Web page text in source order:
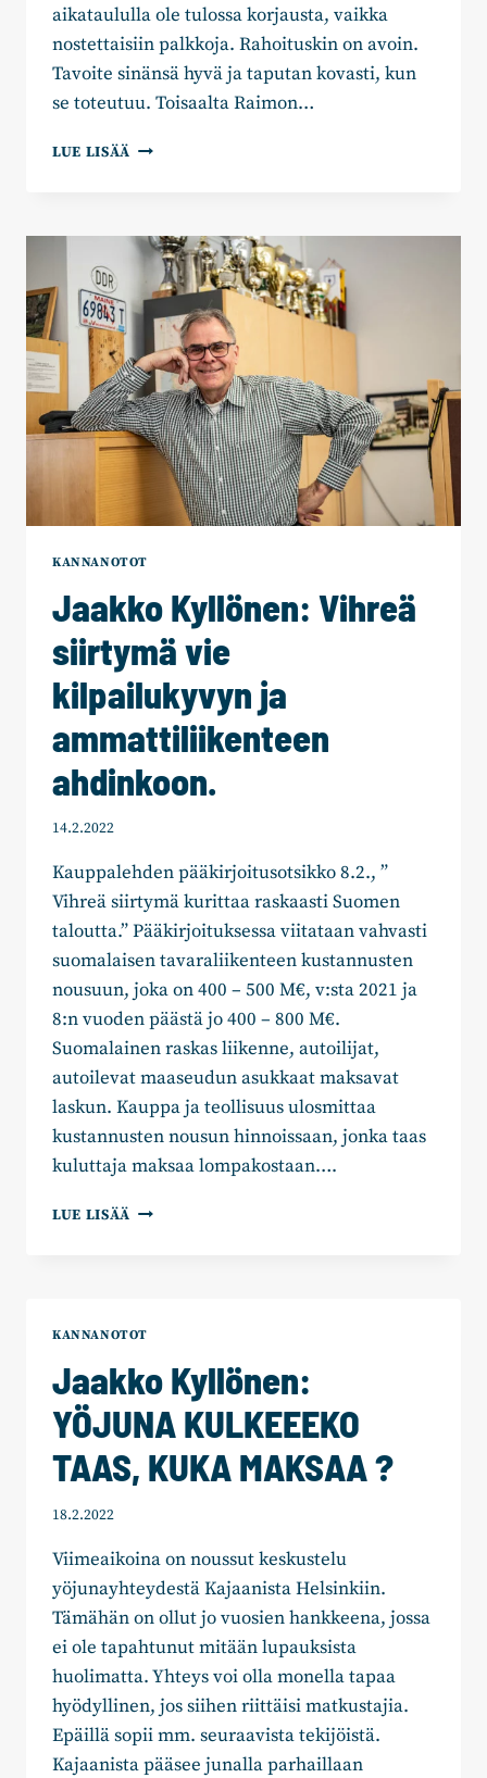
aikataululla ole tulossa korjausta, vaikka
nostettaisiin palkkoja. Rahoituskin on avoin.
Tavoite sinänsä hyvä ja taputan kovasti, kun
se toteutuu. Toisaalta Raimon…
LUE LISÄÄ JAAKKO
EI
TOTEUDU
ILMAN
SOTE-
ALAN
YRITTÄJIÄ
KANNANOTOT
Jaakko Kyllönen: Vihreä
siirtymä vie
kilpailukyvyn ja
ammattiliikenteen
ahdinkoon.
14.2.2022
Kauppalehden pääkirjoitusotsikko 8.2., ”
Vihreä siirtymä kurittaa raskaasti Suomen
taloutta.” Pääkirjoituksessa viitataan vahvasti
suomalaisen tavaraliikenteen kustannusten
nousuun, joka on 400 – 500 M€, v:sta 2021 ja
8:n vuoden päästä jo 400 – 800 M€.
Suomalainen raskas liikenne, autoilijat,
autoilevat maaseudun asukkaat maksavat
laskun. Kauppa ja teollisuus ulosmittaa
kustannusten nousun hinnoissaan, jonka taas
kuluttaja maksaa lompakostaan….
LUE LISÄÄ JAAKKO
AMMATTILIIKENTEEN
AHDINKOON.
KANNANOTOT
Jaakko Kyllönen:
YÖJUNA KULKEEEKO
TAAS, KUKA MAKSAA ?
18.2.2022
Viimeaikoina on noussut keskustelu
yöjunayhteydestä Kajaanista Helsinkiin.
Tämähän on ollut jo vuosien hankkeena, jossa
ei ole tapahtunut mitään lupauksista
huolimatta. Yhteys voi olla monella tapaa
hyödyllinen, jos siihen riittäisi matkustajia.
Epäillä sopii mm. seuraavista tekijöistä.
Kajaanista pääsee junalla parhaillaan